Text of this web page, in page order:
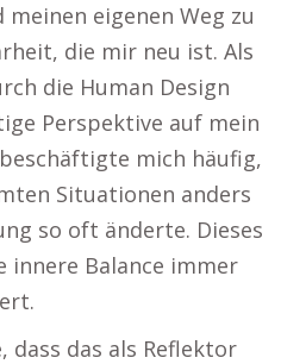
eigenen Weg zu
die mir neu ist. Als
die Human Design
Perspektive auf mein
mich häufig,
Situationen anders
so oft änderte. Dieses
innere Balance immer
dass das als Reflektor